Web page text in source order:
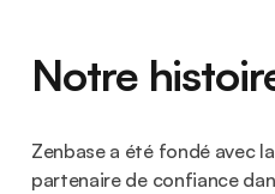
Notre
Zenbase a été fondé avec
partenaire de confiance